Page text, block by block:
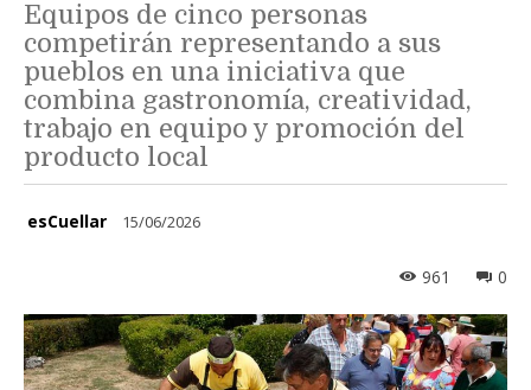
Equipos de cinco personas
competirán representando a sus
pueblos en una iniciativa que
combina gastronomía, creatividad,
trabajo en equipo y promoción del
producto local
esCuellar 15/06/2026
0
961